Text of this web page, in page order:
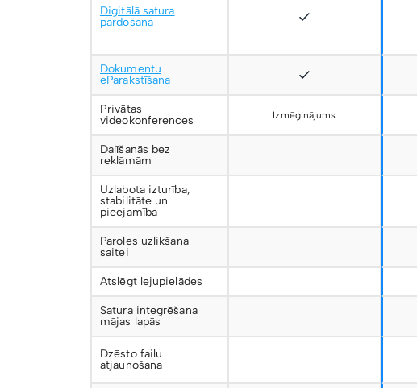
Digitālā satura
pārdošana
Dokumentu
eParakstīšana
Privātas
videokonferences
Izmēģinājums
Dalīšanās bez
reklāmām
Uzlabota izturība,
stabilitāte un
pieejamība
Paroles uzlikšana
saitei
Atslēgt lejupielādes
Satura integrēšana
mājas lapās
Dzēsto failu
atjaunošana